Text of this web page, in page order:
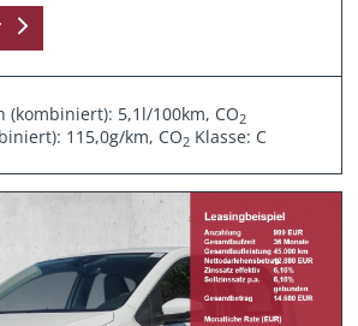
(kombiniert): 5,1l/100km, CO2
115,0g/km, CO2 Klasse: C